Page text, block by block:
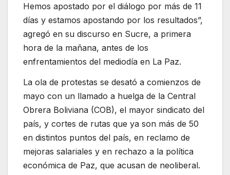
Hemos apostado por el diálogo por más de 11
días y estamos apostando por los resultados”,
agregó en su discurso en Sucre, a primera
hora de la mañana, antes de los
enfrentamientos del mediodía en La Paz.
La ola de protestas se desató a comienzos de
mayo con un llamado a huelga de la Central
Obrera Boliviana (COB), el mayor sindicato del
país, y cortes de rutas que ya son más de 50
en distintos puntos del país, en reclamo de
mejoras salariales y en rechazo a la política
económica de Paz, que acusan de neoliberal.